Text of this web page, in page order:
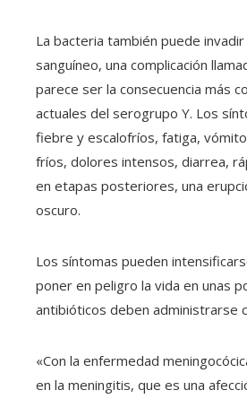
La bacteria también puede
sanguíneo, una complicación
parece ser la consecuencia más
actuales del serogrupo Y. Los
fiebre y escalofríos, fatiga,
fríos, dolores intensos, diarrea,
en etapas posteriores, una
oscuro.
Los síntomas pueden
poner en peligro la vida en unas
antibióticos deben administrarse
«Con la enfermedad
en la meningitis, que es una